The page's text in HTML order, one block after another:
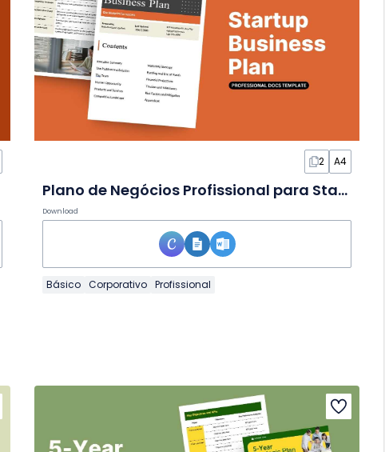
2 A4
Plano de Negócios Profissional para Startup em Documento
Download
Básico Corporativo Profissional